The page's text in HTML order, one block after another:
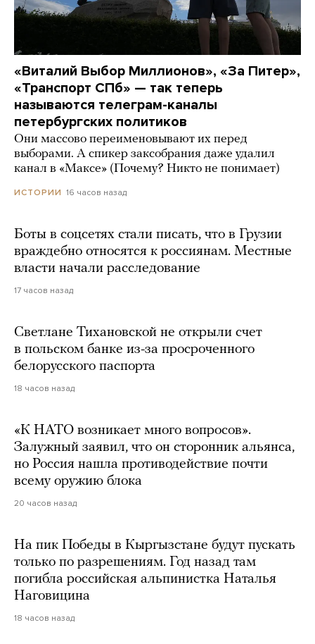
«Виталий Выбор Миллионов», «За Питер»,
«Транспорт СПб» — так теперь
называются телеграм-каналы
петербургских политиков
Они массово переименовывают их перед
выборами. А спикер заксобрания даже удалил
канал в «Максе» (Почему? Никто не понимает)
ИСТОРИИ 16 часов назад
Боты в соцсетях стали писать, что в Грузии
враждебно относятся к россиянам. Местные
власти начали расследование
17 часов назад
Светлане Тихановской не открыли счет
в польском банке из-за просроченного
белорусского паспорта
18 часов назад
«К НАТО возникает много вопросов».
Залужный заявил, что он сторонник альянса,
но Россия нашла противодействие почти
всему оружию блока
20 часов назад
На пик Победы в Кыргызстане будут пускать
только по разрешениям. Год назад там
погибла российская альпинистка Наталья
Наговицина
18 часов назад